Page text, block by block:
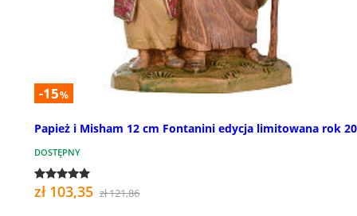
-15%
Papież i Misham 12 cm Fontanini edycja limitowana rok
DOSTĘPNY
zł 103,35 zł 121,86